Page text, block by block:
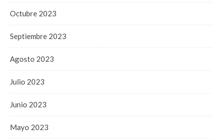
Octubre 2023
Septiembre 2023
Agosto 2023
Julio 2023
Junio 2023
Mayo 2023